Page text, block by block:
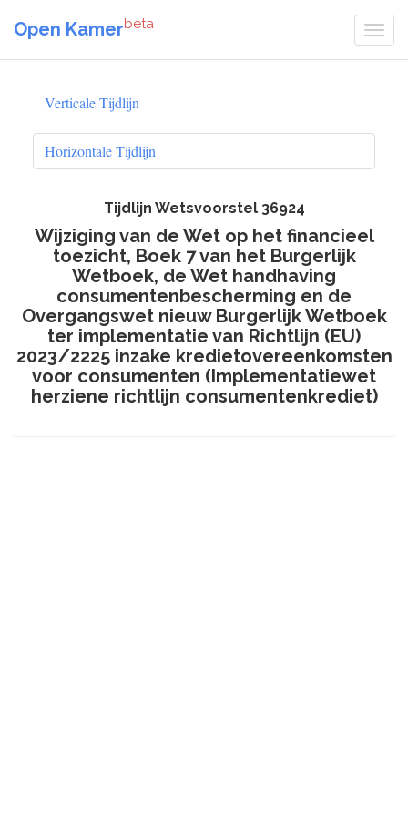
Open Kamerbeta
Verticale Tijdlijn
Horizontale Tijdlijn
Tijdlijn Wetsvoorstel 36924
Wijziging van de Wet op het financieel
toezicht, Boek 7 van het Burgerlijk
Wetboek, de Wet handhaving
consumentenbescherming en de
Overgangswet nieuw Burgerlijk Wetboek
ter implementatie van Richtlijn (EU)
2023/2225 inzake kredietovereenkomsten
voor consumenten (Implementatiewet
herziene richtlijn consumentenkrediet)